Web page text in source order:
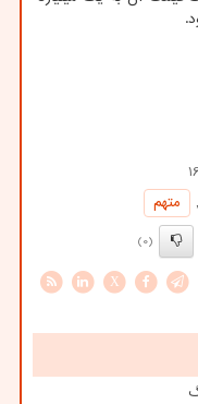
,
متهم
(0)
X